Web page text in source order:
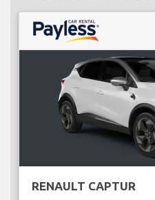
RENAULT CAPTUR